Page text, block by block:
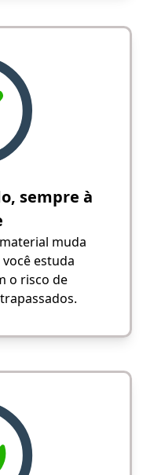
sempre à
muda
estuda
o risco de